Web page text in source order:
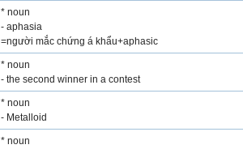
* noun
- aphasia
=người mắc chứng á khẩu+aphasic
* noun
- the second winner in a contest
* noun
- Metalloid
* noun